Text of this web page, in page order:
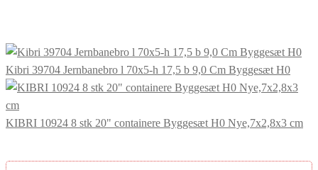
500,00 kr..375,00 kr..
Kibri 39704 Jernbanebro l 70x5-h 17,5 b 9,0 Cm Byggesæt H0
KIBRI 10924 8 stk 20" containere Byggesæt H0 Nye,7x2,8x3 cm